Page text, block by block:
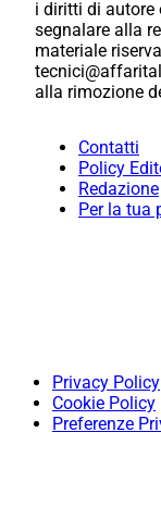
i diritti di autore
segnalare alla
materiale
alla rimozione
Contatti
Policy
Redazione
Per la tua
Privacy Policy
Cookie Policy
Preferenze